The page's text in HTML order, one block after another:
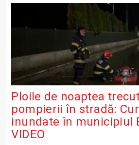
Ploile de noaptea
pompierii în stradă:
inundate în municipiul
VIDEO